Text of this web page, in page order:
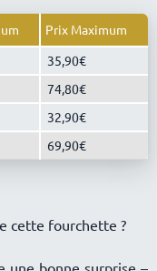
Prix Maximum
35,90
74,80
32,90
69,90
cette fourchette ?
une bonne surprise –